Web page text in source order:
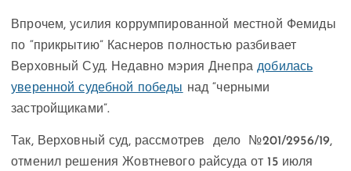
Впрочем, усилия коррумпированной местной Фемиды
по “прикрытию” Каснеров полностью разбивает
Верховный Суд. Недавно мэрия Днепрадобилась
уверенной судебной победы над “черными
застройщиками”.
Так, Верховный суд, рассмотрев дело №201/2956/19,
отменил решения Жовтневого райсуда от 15 июля